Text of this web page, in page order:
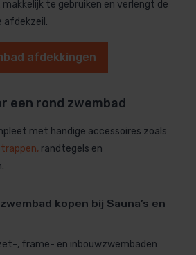
makkelijk te gebruiken en verlengt de
afdekzeil.
afdekkingen
een rond zwembad
met handige accessoires zoals
, randtegels en
kopen bij Sauna’s en
, frame- en inbouwzwembaden